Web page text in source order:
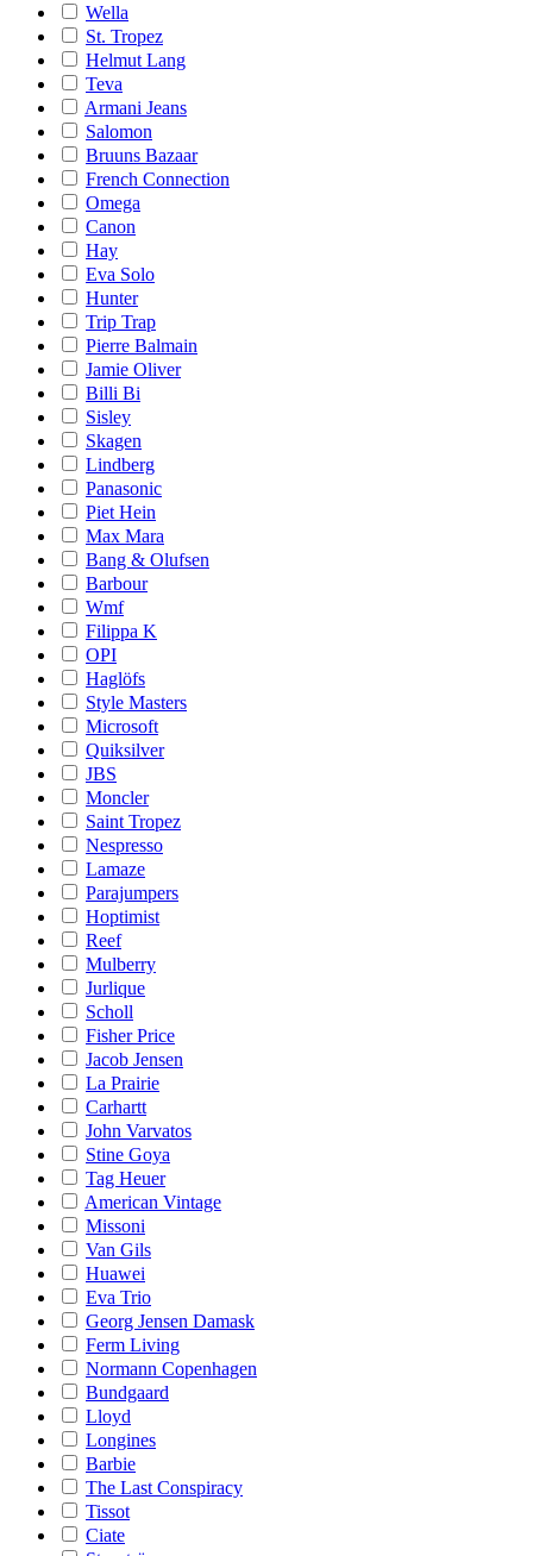
Wella
St. Tropez
Helmut Lang
Teva
Armani Jeans
Salomon
Bruuns Bazaar
French Connection
Omega
Canon
Hay
Eva Solo
Hunter
Trip Trap
Pierre Balmain
Jamie Oliver
Billi Bi
Sisley
Skagen
Lindberg
Panasonic
Piet Hein
Max Mara
Bang & Olufsen
Barbour
Wmf
Filippa K
OPI
Haglöfs
Style Masters
Microsoft
Quiksilver
JBS
Moncler
Saint Tropez
Nespresso
Lamaze
Parajumpers
Hoptimist
Reef
Mulberry
Jurlique
Scholl
Fisher Price
Jacob Jensen
La Prairie
Carhartt
John Varvatos
Stine Goya
Tag Heuer
American Vintage
Missoni
Van Gils
Huawei
Eva Trio
Georg Jensen Damask
Ferm Living
Normann Copenhagen
Bundgaard
Lloyd
Longines
Barbie
The Last Conspiracy
Tissot
Ciate